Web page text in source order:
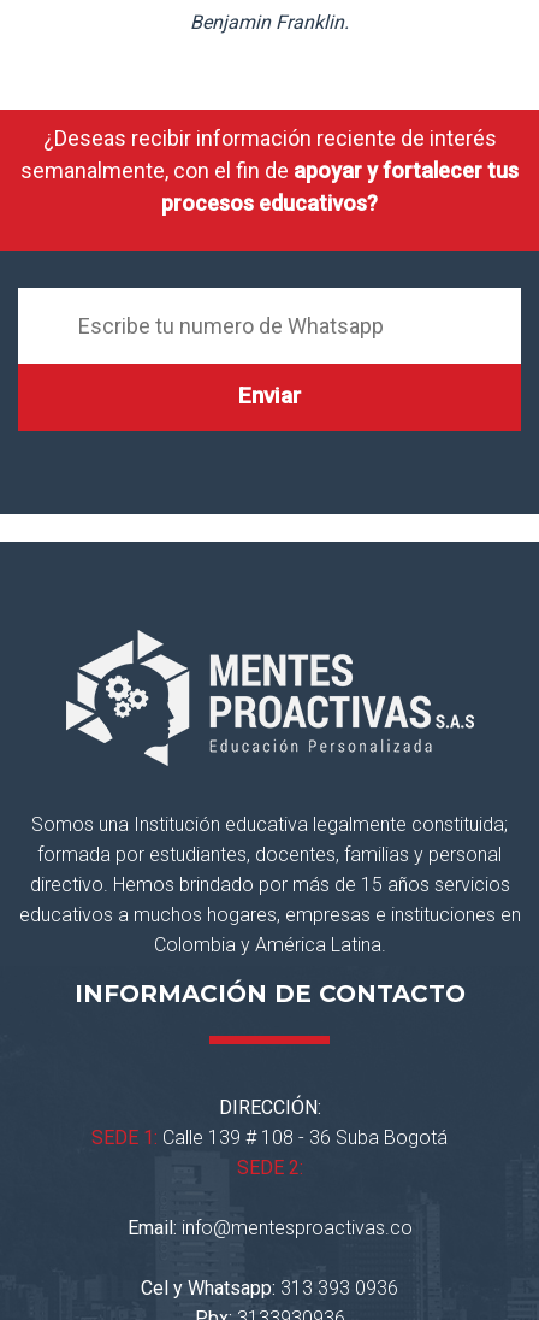
Benjamin Franklin.
¿Deseas recibir información reciente de interés
semanalmente, con el fin de apoyar y fortalecer tus
procesos educativos?
Somos una Institución educativa legalmente constituida;
formada por estudiantes, docentes, familias y personal
directivo. Hemos brindado por más de 15 años servicios
educativos a muchos hogares, empresas e instituciones en
Colombia y América Latina.
INFORMACIÓN DE CONTACTO
DIRECCIÓN:
SEDE 1: Calle 139 # 108 - 36 Suba Bogotá
SEDE 2:
Email: info@mentesproactivas.co
Cel y Whatsapp: 313 393 0936